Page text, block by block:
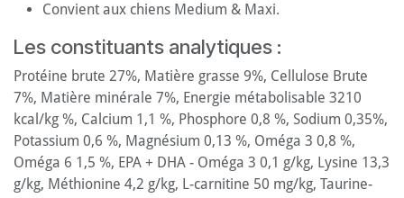
Convient aux chiens Medium & Maxi.
Les constituants analytiques :
Protéine brute 27%, Matière grasse 9%, Cellulose Brute
7%, Matière minérale 7%, Energie métabolisable 3210
kcal/kg %, Calcium 1,1 %, Phosphore 0,8 %, Sodium 0,35%,
Potassium 0,6 %, Magnésium 0,13 %, Oméga 3 0,8 %,
Oméga 6 1,5 %, EPA + DHA - Oméga 3 0,1 g/kg, Lysine 13,3
g/kg, Méthionine 4,2 g/kg, L-carnitine 50 mg/kg, Taurine-